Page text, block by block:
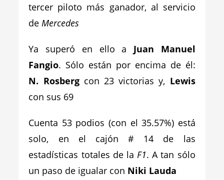
tercer piloto más ganador, al servicio
de Mercedes
Ya superó en ello a Juan Manuel
Fangio. Sólo están por encima de él:
N. Rosbergcon 23 victorias y, Lewis
con sus 69
Cuenta 53 podios (con el 35.57%) está
solo, en el cajón # 14 de las
estadísticas totales de la F1. A tan sólo
un paso de igualar con Niki Lauda